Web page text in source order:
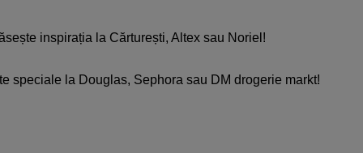
inspirația la Cărturești, Altex sau Noriel!​
speciale la Douglas, Sephora sau DM drogerie markt!​​